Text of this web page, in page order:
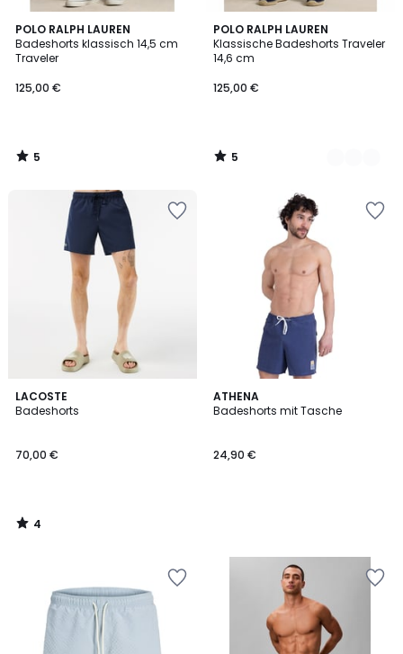
POLO RALPH LAUREN
Badeshorts klassisch 14,5 cm
Traveler
125,00 €
5
/
5
5
/
POLO RALPH LAUREN
Klassische Badeshorts Traveler
14,6 cm
125,00 €
5
/
5
3
Farben
5
/
LACOSTE
Badeshorts
70,00 €
4
/
4
/
ATHENA
Badeshorts mit Tasche
24,90 €